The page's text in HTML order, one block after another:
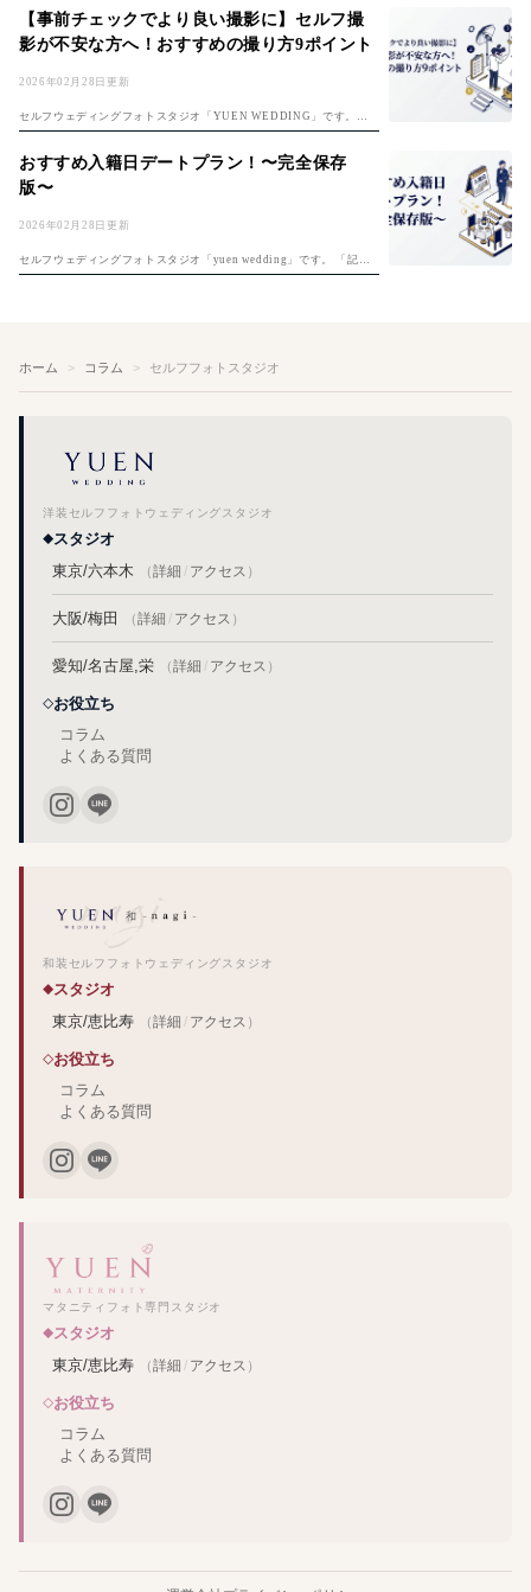
「フォトウェディング費用ガイド」もチェック。 楽しみな反面、 ・ど
んな...
2026年02月28日更新
【事前チェックでより良い撮影に】セルフ撮
影が不安な方へ！おすすめの撮り方9ポイント
セルフウェディングフォトスタジオ「YUEN WEDDING」です。セ
ルフ前撮りのコツは「セルフ前撮り完全ガイド」もご覧ください。 セ
ルフ撮影は自分たちで思い通りの撮影ができる反面、上手く撮れるか
不安な...
2026年02月28日更新
おすすめ入籍日デートプラン！〜完全保存
版〜
セルフウェディングフォトスタジオ「yuen wedding」です。 「記念
すべき夫婦1日目、何をしよう？」入籍日の決め方は「入籍日の決め
ホーム コラム セルフフォトスタジオ
洋装セルフフォトウェディングスタジオ
スタジオ
東京/六本木
（詳細 / アクセス ）
大阪/梅田 （詳細 / アクセス ）
愛知/名古屋,栄 （詳細 / アクセス ）
お役立ち
コラム
よくある質問
和装セルフフォトウェディングスタジオ
スタジオ
東京/恵比寿
（詳細 / アクセス ）
お役立ち
コラム
よくある質問
マタニティフォト専門スタジオ
スタジオ
東京/恵比寿
（詳細 / アクセス ）
お役立ち
コラム
よくある質問